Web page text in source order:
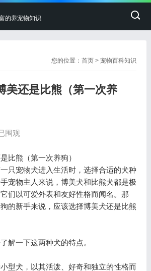
的养宠物知识
您的位置：首页 >宠物百科知识
美还是比熊（第一次养
围观
比熊（第一次养狗）
宠物犬进入生活时，选择合适的犬种
宠物主人来说，博美犬和比熊犬都是极
们以可爱外表和友好性格而闻名。那
的新手来说，应该选择博美犬还是比熊
一下这两种犬的特点。
犬，以其活泼、好奇和独立的性格而